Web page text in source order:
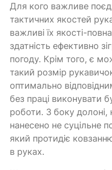
Для кого важливе
тактичних якостей
важливі їх якості-
здатність ефективно
погоду. Крім того, є
такий розмір
оптимально
без праці виконувати
роботи. З боку долоні,
нанесено не суцільне
який протидіє
в руках.